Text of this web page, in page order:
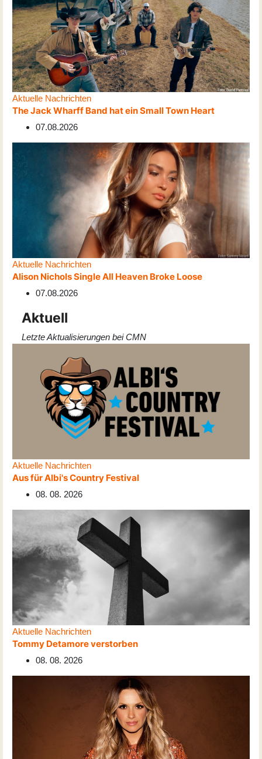
Aktuelle Nachrichten
The Jack Wharff Band hat ein Small Town Heart
07.08.2026
Aktuelle Nachrichten
Alison Nichols Single All Heaven Broke Loose
07.08.2026
Aktuell
Letzte Aktualisierungen bei CMN
Aktuelle Nachrichten
Aus für Albi's Country Festival
08. 08. 2026
Aktuelle Nachrichten
Tommy Detamore verstorben
08. 08. 2026